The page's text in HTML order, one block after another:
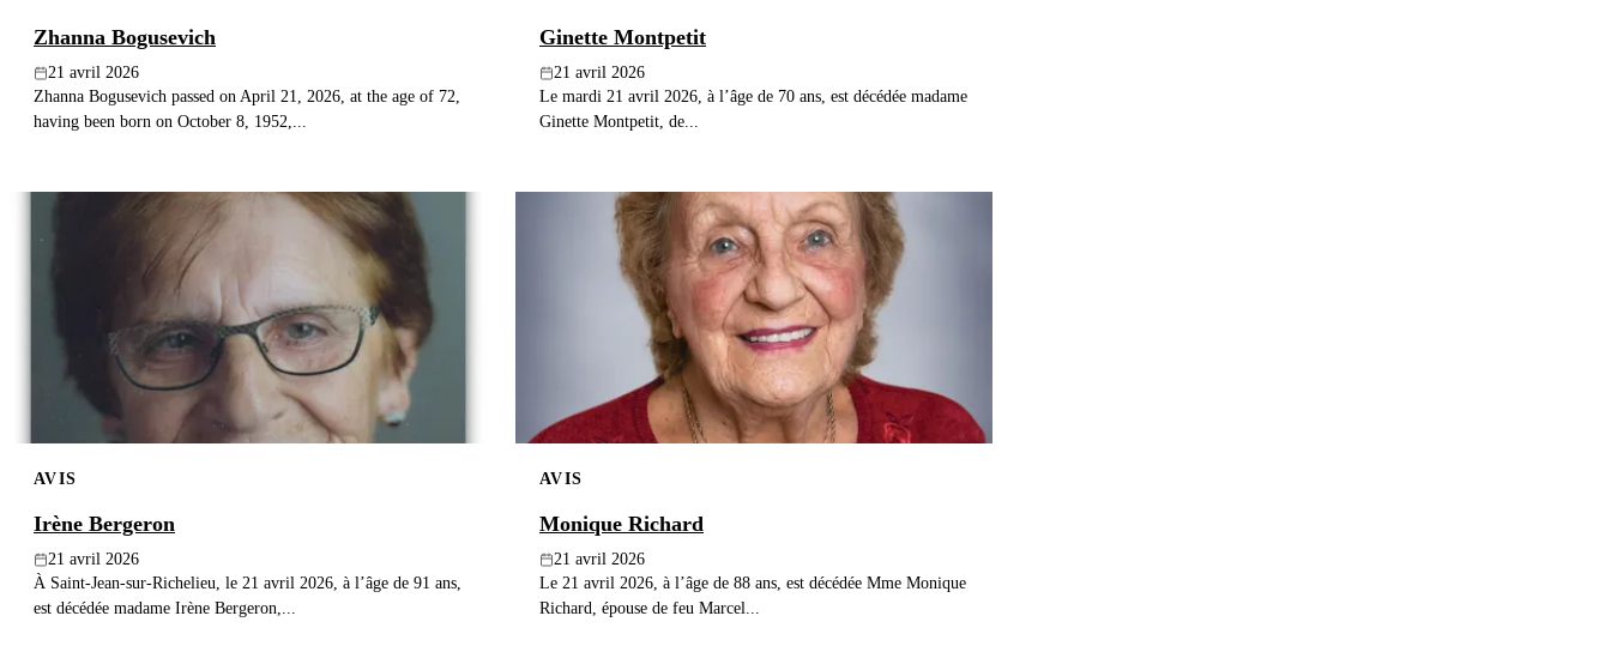
Zhanna Bogusevich
21 avril 2026
Zhanna Bogusevich passed on April 21, 2026, at the age of 72,
having been born on October 8, 1952,...
Ginette Montpetit
21 avril 2026
Le mardi 21 avril 2026, à l’âge de 70 ans, est décédée madame
Ginette Montpetit, de...
AVIS
Irène Bergeron
21 avril 2026
À Saint-Jean-sur-Richelieu, le 21 avril 2026, à l’âge de 91 ans,
est décédée madame Irène Bergeron,...
AVIS
Monique Richard
21 avril 2026
Le 21 avril 2026, à l’âge de 88 ans, est décédée Mme Monique
Richard, épouse de feu Marcel...